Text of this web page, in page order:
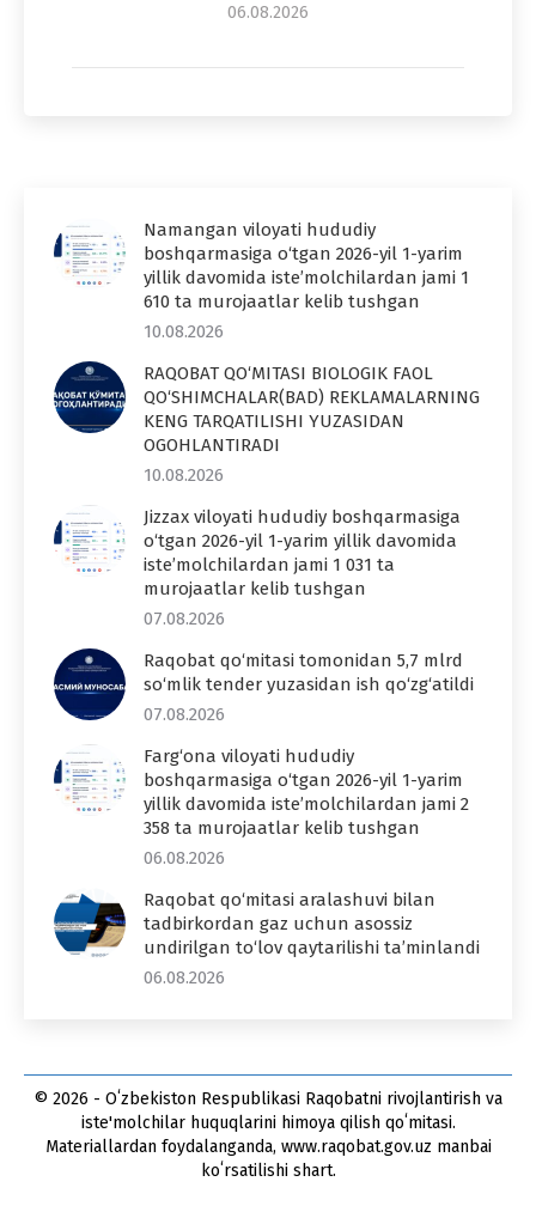
06.08.2026
Namangan viloyati hududiy
boshqarmasiga o‘tgan 2026-yil 1-yarim
yillik davomida iste’molchilardan jami 1
610 ta murojaatlar kelib tushgan
10.08.2026
RAQOBAT QO‘MITASI BIOLOGIK FAOL
QO‘SHIMCHALAR(BAD) REKLAMALARNING
KENG TARQATILISHI YUZASIDAN
OGOHLANTIRADI
10.08.2026
Jizzax viloyati hududiy boshqarmasiga
o‘tgan 2026-yil 1-yarim yillik davomida
iste’molchilardan jami 1 031 ta
murojaatlar kelib tushgan
07.08.2026
Raqobat qo‘mitasi tomonidan 5,7 mlrd
so‘mlik tender yuzasidan ish qo‘zg‘atildi
07.08.2026
Farg‘ona viloyati hududiy
boshqarmasiga o‘tgan 2026-yil 1-yarim
yillik davomida iste’molchilardan jami 2
358 ta murojaatlar kelib tushgan
06.08.2026
Raqobat qo‘mitasi aralashuvi bilan
tadbirkordan gaz uchun asossiz
undirilgan to‘lov qaytarilishi ta’minlandi
06.08.2026
© 2026 - Oʻzbekiston Respublikasi Raqobatni rivojlantirish va
iste'molchilar huquqlarini himoya qilish qoʻmitasi.
Materiallardan foydalanganda, www.raqobat.gov.uz manbai
koʻrsatilishi shart.